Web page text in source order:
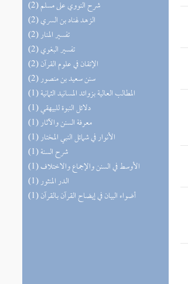
(2) شرح النووي على مسلم
(2) الزهد لهناد بن السري
(2) تفسير المنار
(2) تفسير البغوي
(2) الإتقان في علوم القرآن
(2) سنن سعيد بن منصور
(1) المطالب العالية بزوائد المسانيد الثمانية
(1) دلائل النبوة للبيهقي
(1) معرفة السنن والآثار
(1) الأنوار في شمائل النبي المختار
(1) شرح السنة
(1) الأوسط في السنن والإجماع والاختلاف
(1) الدر المنثور
(1) أضواء البيان في إيضاح القرآن بالقرآن